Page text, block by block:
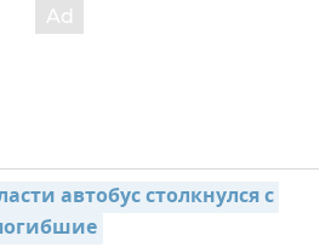
автобус столкнулся с